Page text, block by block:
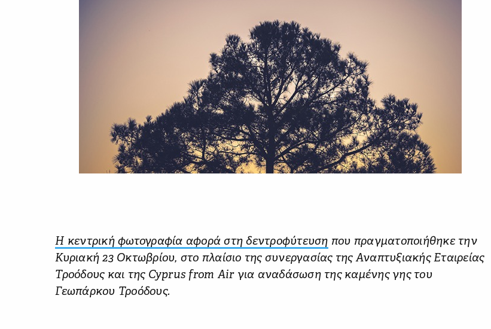
Η κεντρική φωτογραφία αφορά στη δεντροφύτευση που πραγματοποιήθηκε την
Κυριακή 23 Οκτωβρίου, στο πλαίσιο της συνεργασίας της Αναπτυξιακής Εταιρείας
Τροόδους και της Cyprus from Air για αναδάσωση της καμένης γης του
Γεωπάρκου Τροόδους.